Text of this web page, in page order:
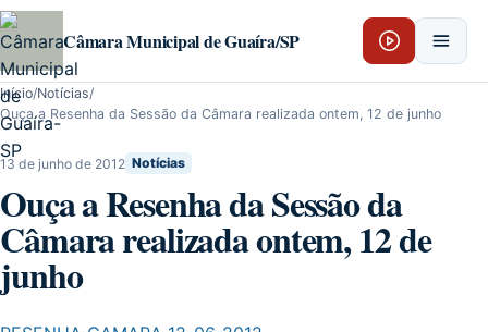
Pular para o conteúdo
Câmara Municipal de Guaíra/SP
Início/Notícias/
Ouça a Resenha da Sessão da Câmara realizada ontem, 12 de junho
13 de junho de 2012 Notícias
Ouça a Resenha da Sessão da
Câmara realizada ontem, 12 de
junho